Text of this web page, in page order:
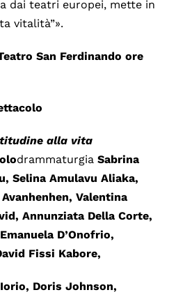
dai teatri europei, mette in
vitalità”».
San Ferdinando ore
alla vita
drammaturgia Sabrina
Selina Amulavu Aliaka,
Valentina
Annunziata Della Corte,
D’Onofrio,
Fissi Kabore,
Doris Johnson,